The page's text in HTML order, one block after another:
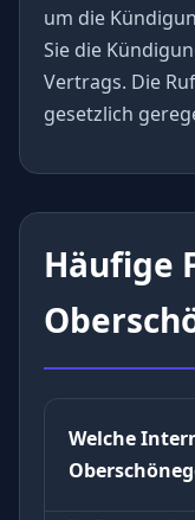
um die
Sie die
Vertrags. Die
gesetzlich
Häufige
Welche